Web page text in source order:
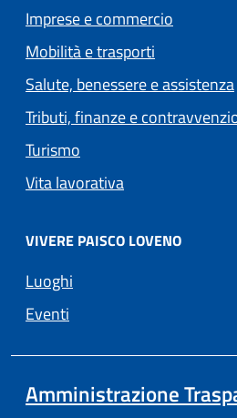
Imprese e commercio
Mobilità e trasporti
Salute, benessere e assistenza
Tributi, finanze e
Turismo
Vita lavorativa
VIVERE PAISCO LOVENO
Luoghi
Eventi
Amministrazione